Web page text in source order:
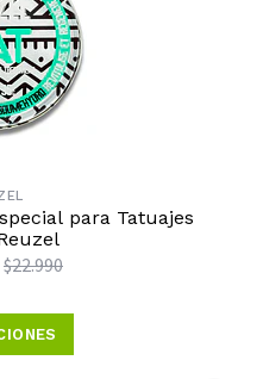
para Tatuajes
$22.990